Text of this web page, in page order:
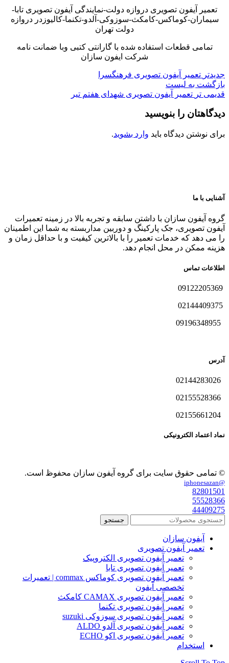
تعمیر آیفون تصویری دروازه دولت-نمایندگی آیفون تصویری تابا-
سیماران-کوماکس-کامکث-سوزوکی-آلدو-تکنما-کالیوزدر دروازه
دولت تهران
تمامی قطعات استفاده شده با گارانتی کتبی وبا ضمانت نامه
شرکت ایفون سازان
جدیدتر تعمیر آیفون تصویری فرهنگسرا
بازگشت به لیست
قدیمی تر تعمیر آیفون تصویری شهدای هفتم تیر
دیدگاهتان را بنویسید
برای نوشتن دیدگاه باید وارد بشوید.
آشنایی با ما
گروه آیفون سازان با داشتن سابقه و تجربه بالا در زمینه تعمیرات
آیفون تصویری، جک پارکینگ و دوربین مداربسته به شما این اطمینان
را می دهد که خدمات تعمیر را با بالاترین کیفیت و با حداقل زمان و
هزینه ممکن در محل انجام دهد.
اطلاعات تماس
آدرس
نماد اعتماد الکترونیکی
© تمامی حقوق سایت برای گروه آیفون سازان محفوظ است.
@iphonesazan
82801501
55528366
44409275
جستجو
آیفون سازان
تعمیر آیفون تصویری
تعمیر آیفون تصویری الکتروپیک
تعمیر آیفون تصویری تابا
تعمیر آیفون تصویری کوماکس commax | تعمیرات
تخصصی آیفون
تعمیر آیفون تصویری CAMAX کامکث
تعمیر آیفون تصویری تکنما
تعمیر آیفون تصویری سوزوکی suzuki
تعمیر آیفون تصویری آلدو ALDO
تعمیر آیفون تصویری اکو ECHO
استخدام